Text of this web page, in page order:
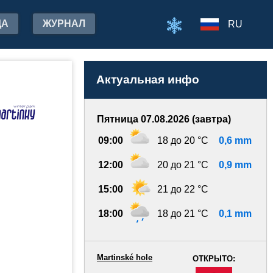
ЖУРНАЛ RU
Актуальная инфо
Пятница 07.08.2026 (завтра)
09:00 18 до 20 °C 0,6 mm
12:00 20 до 21 °C 0,9 mm
15:00 21 до 22 °C
18:00 18 до 21 °C 0,1 mm
ОТКРЫТО:
Martinské hole